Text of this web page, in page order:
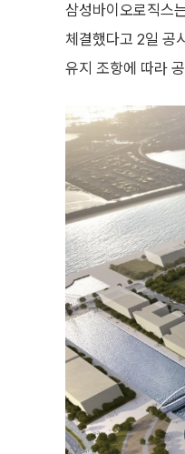
삼성바이오로직스
체결했다고 2일 공
유지 조항에 따라